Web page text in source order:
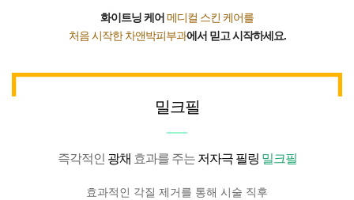
화이트닝 케어 메디컬 스킨 케어를
처음 시작한 차앤박피부과에서 믿고 시작하세요.
밀크필
즉각적인 광채 효과를 주는저자극 필링 밀크필
효과적인 각질 제거를 통해 시술 직후